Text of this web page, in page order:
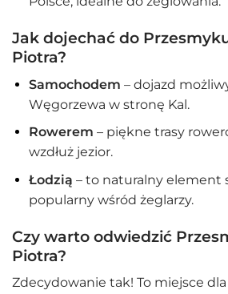
Jak dojechać do
Piotra?
Samochodem – dojazd
Węgorzewa w stronę Kal.
Rowerem – piękne trasy
wzdłuż jezior.
Łodzią – to naturalny element
popularny wśród żeglarzy.
Czy warto odwiedzić
Piotra?
Zdecydowanie tak! To miejsce